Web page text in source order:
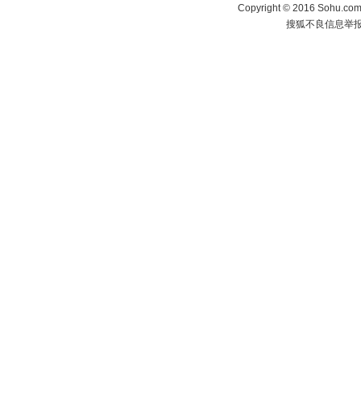
Copyright©2016
搜狐不良信息举